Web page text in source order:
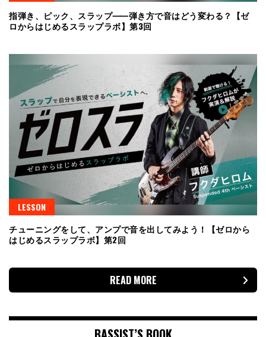
指弾き、ピック、スラップ⸺弾き方で音はどう変わる？【ゼ
ロからはじめるスラップラボ】第3回
LESSON
チューニングをして、アンプで音を出してみよう！【ゼロから
はじめるスラップラボ】第2回
READ MORE